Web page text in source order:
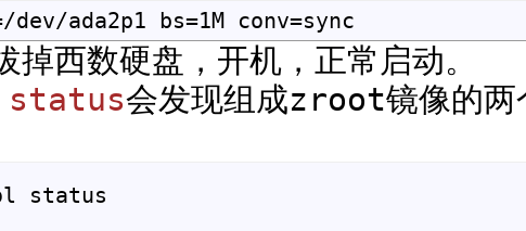
ada2p1 bs=1M conv=sync
掉西数硬盘，开机，正常启动。
会发现组成zroot镜像的两
status